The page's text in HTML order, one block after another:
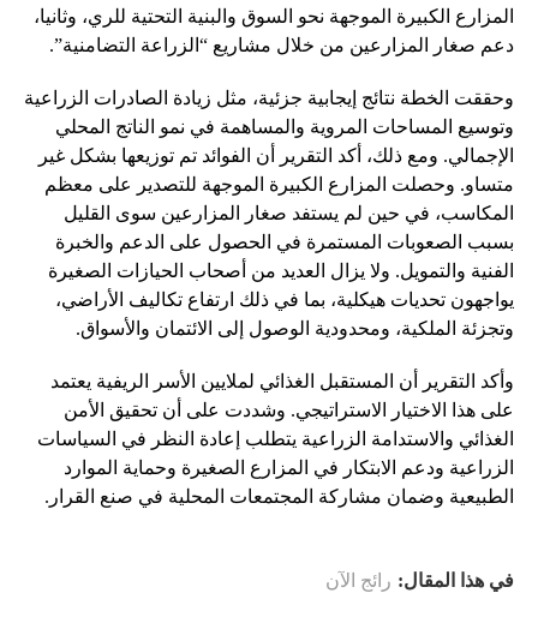
المزارع الكبيرة الموجهة نحو السوق والبنية التحتية للري، وثانيا،
دعم صغار المزارعين من خلال مشاريع “الزراعة التضامنية”.
وحققت الخطة نتائج إيجابية جزئية، مثل زيادة الصادرات الزراعية
وتوسيع المساحات المروية والمساهمة في نمو الناتج المحلي
الإجمالي. ومع ذلك، أكد التقرير أن الفوائد تم توزيعها بشكل غير
متساو. وحصلت المزارع الكبيرة الموجهة للتصدير على معظم
المكاسب، في حين لم يستفد صغار المزارعين سوى القليل
بسبب الصعوبات المستمرة في الحصول على الدعم والخبرة
الفنية والتمويل. ولا يزال العديد من أصحاب الحيازات الصغيرة
يواجهون تحديات هيكلية، بما في ذلك ارتفاع تكاليف الأراضي،
وتجزئة الملكية، ومحدودية الوصول إلى الائتمان والأسواق.
وأكد التقرير أن المستقبل الغذائي لملايين الأسر الريفية يعتمد
على هذا الاختيار الاستراتيجي. وشددت على أن تحقيق الأمن
الغذائي والاستدامة الزراعية يتطلب إعادة النظر في السياسات
الزراعية ودعم الابتكار في المزارع الصغيرة وحماية الموارد
الطبيعية وضمان مشاركة المجتمعات المحلية في صنع القرار.
في هذا المقال: رائج الآن